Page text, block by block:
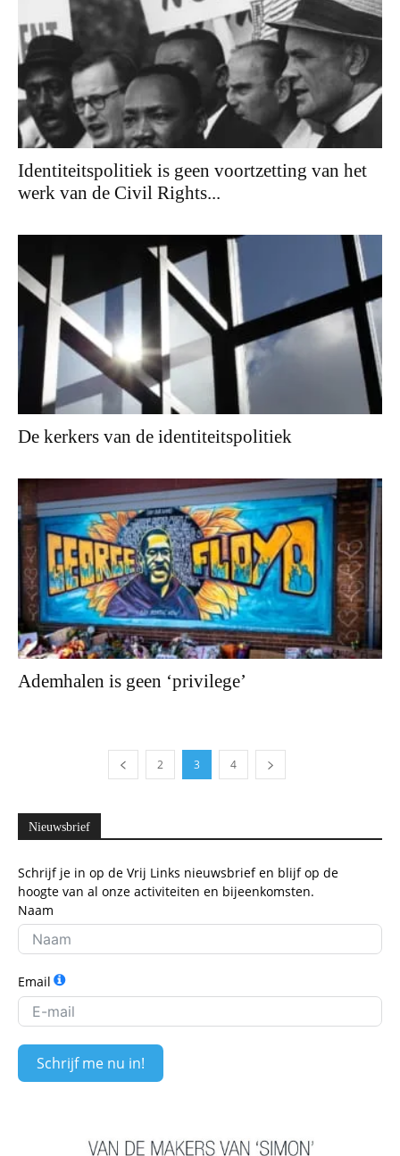
Identiteitspolitiek is geen voortzetting van het
werk van de Civil Rights...
De kerkers van de identiteitspolitiek
Ademhalen is geen ‘privilege’
2 3 4
Nieuwsbrief
Schrijf je in op de Vrij Links nieuwsbrief en blijf op de
hoogte van al onze activiteiten en bijeenkomsten.
Naam
Email
Schrijf me nu in!